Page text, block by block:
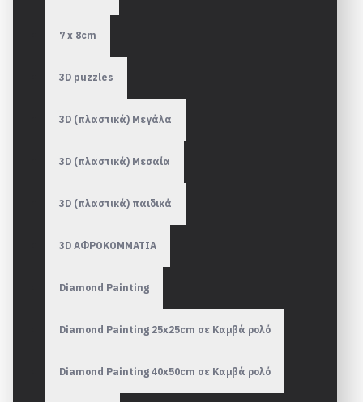
7 x 8cm
3D puzzles
3D (πλαστικά) Μεγάλα
3D (πλαστικά) Μεσαία
3D (πλαστικά) παιδικά
3D ΑΦΡΟΚΟΜΜΑΤΙΑ
Diamond Painting
Diamond Painting 25x25cm σε Καμβά ρολό
Diamond Painting 40x50cm σε Καμβά ρολό